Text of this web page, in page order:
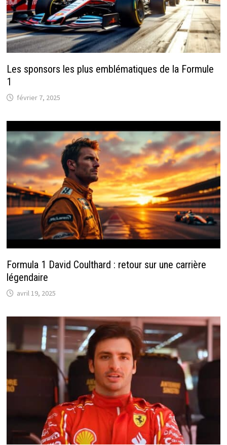
Les sponsors les plus emblématiques de la Formule
1
février 7, 2025
Formula 1 David Coulthard : retour sur une carrière
légendaire
avril 19, 2025